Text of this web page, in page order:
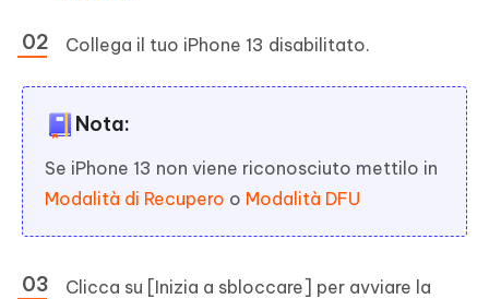
Collega il tuo iPhone 13 disabilitato.
Nota:
Se iPhone 13 non viene riconosciuto mettilo in
Modalità di Recupero o Modalità DFU
Clicca su [Inizia a sbloccare] per avviare la